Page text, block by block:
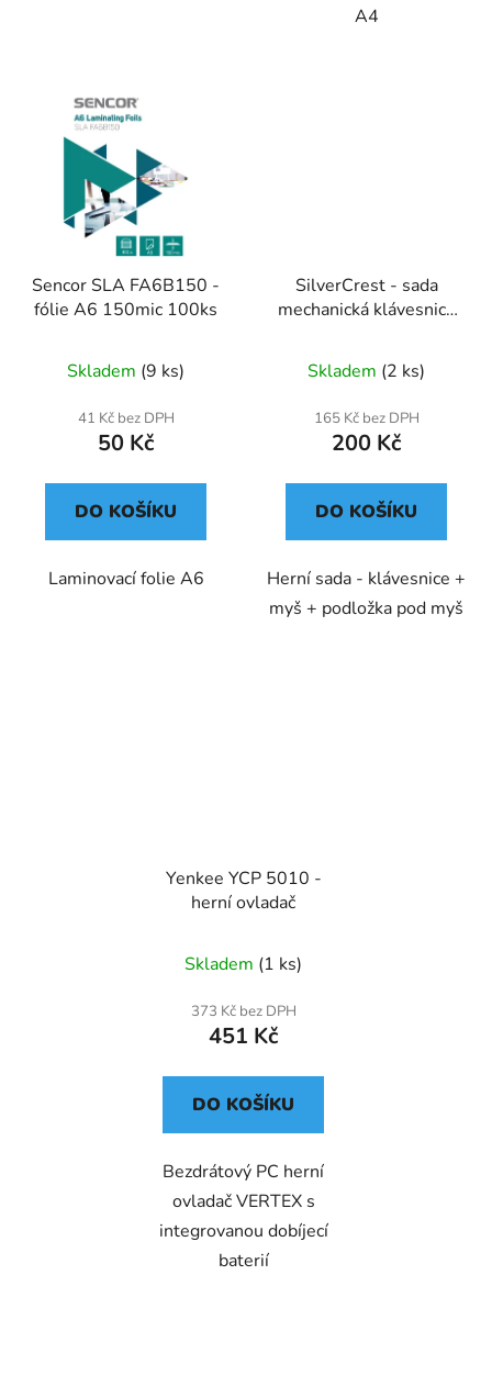
A4
Sencor SLA FA6B150 -
fólie A6 150mic 100ks
Skladem (9 ks)
41 Kč bez DPH
50 Kč
DO KOŠÍKU
Laminovací folie A6
SilverCrest - sada
mechanická klávesnice
Skladem (2 ks)
165 Kč bez DPH
200 Kč
DO KOŠÍKU
Herní sada - klávesnice +
myš + podložka pod myš
Yenkee YCP 5010 -
herní ovladač
Skladem (1 ks)
373 Kč bez DPH
451 Kč
DO KOŠÍKU
Bezdrátový PC herní
ovladač VERTEX s
integrovanou dobíjecí
baterií